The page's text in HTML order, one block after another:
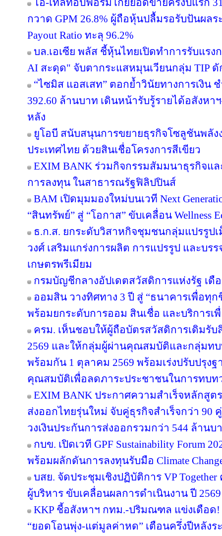
ไอ-เทลท็อปฟอร์มโกยยอดขายครึ่งปีแรก
กวาด GPM 26.8% ผู้ถือหุ้นปลื้มรอรับปันผล
Payout Ratio ทะลุ 96.2%
บล.เอเซีย พลัส ชี้หุ้นไทยเปิดทำการรับแร
AI สะดุด" จับตากระแสหมุนเวียนกลุ่ม TIP ดั
“ไซมิส แอสเสท” ตอกย้ำวินัยทางการเงิน
392.60 ล้านบาท เดินหน้ารับรู้รายได้อสังหา
หลัง
ยูโอบี สนับสนุนการขยายธุรกิจโซลูชันพลังง
ประเทศไทย ด้วยสินเชื่อโครงการสีเขียว
EXIM BANK ร่วมกิจกรรมสัมมนาธุรกิจแ
การลงทุน ในสาธารณรัฐฟิลิปปินส์
BAM เปิดมุมมองใหม่บนเวที Next
“สินทรัพย์” สู่ “โอกาส” ขับเคลื่อน Wellness
ธ.ก.ส. ยกระดับวิสาหกิจชุมชนกลุ่มแปรรูป
วงศ์ เสริมแกร่งการผลิต การแปรรูป และบ
เกษตรพรีเมียม
กรมบัญชีกลางอัปเดตสวัสดิการแห่งรัฐ เดื
ออมสิน วางทิศทาง 3 ปี สู่ “ธนาคารเพื่อทุ
พร้อมยกระดับการออม สินเชื่อ และบริการเ
ครม. เห็นชอบให้ผู้ถือบัตรสวัสดิการเดิมรับ
2569 และให้กลุ่มผู้ผ่านคุณสมบัติและกลุ่มท
พร้อมกัน 1 ตุลาคม 2569 พร้อมเร่งปรับปรุง
คุณสมบัติเพื่อลดภาระประชาชนในการทบท
EXIM BANK ประกาศความสำเร็จหลักสู
ส่งออกไทยรุ่นใหม่ จับคู่ธุรกิจสำเร็จกว่า 90
วงเงินประกันการส่งออกรวมกว่า 544 ล้านบ
กบข. เปิดเวที GPF Sustainability Forum
พร้อมผลักดันการลงทุนรับมือ Climate
บสย. จัดประชุมเชิงปฏิบัติการ VP
ผู้บริหาร ขับเคลื่อนผลการดำเนินงาน ปี 2569
KKP ชี้อสังหาฯ กทม.-ปริมณฑล แข่งเดือด
“ยอดโอนพุ่ง-แต่มูลค่าหด” เตือนครึ่งปีหลัง